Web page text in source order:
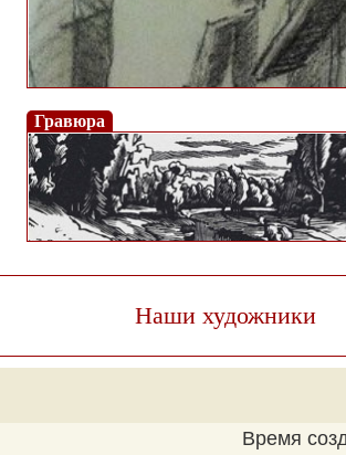
Гравюра
Наши художники
Время